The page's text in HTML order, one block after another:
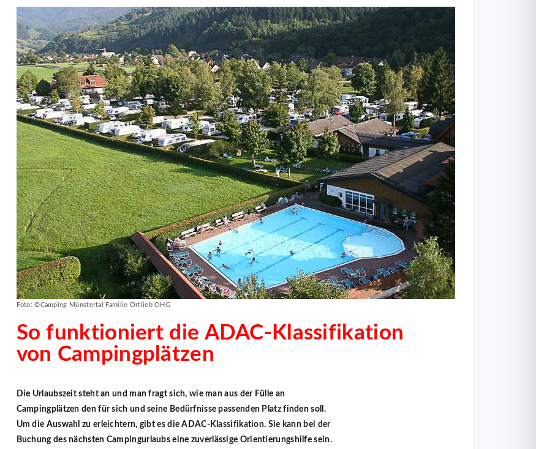
Foto: ©Camping Münstertal Familie Ortlieb OHG
So funktioniert die ADAC-Klassifikation
von Campingplätzen
Die Urlaubszeit steht an und man fragt sich, wie man aus der Fülle an
Campingplätzen den für sich und seine Bedürfnisse passenden Platz finden soll.
Um die Auswahl zu erleichtern, gibt es die ADAC-Klassifikation. Sie kann bei der
Buchung des nächsten Campingurlaubs eine zuverlässige Orientierungshilfe sein.